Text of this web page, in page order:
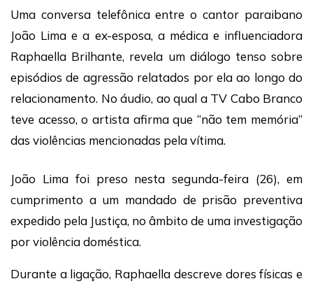
Uma conversa telefônica entre o cantor paraibano
João Lima e a ex-esposa, a médica e influenciadora
Raphaella Brilhante, revela um diálogo tenso sobre
episódios de agressão relatados por ela ao longo do
relacionamento. No áudio, ao qual a TV Cabo Branco
teve acesso, o artista afirma que “não tem memória”
das violências mencionadas pela vítima.
João Lima foi preso nesta segunda-feira (26), em
cumprimento a um mandado de prisão preventiva
expedido pela Justiça, no âmbito de uma investigação
por violência doméstica.
Durante a ligação, Raphaella descreve dores físicas e